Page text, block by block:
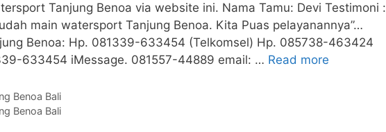
Tanjung Benoa via website ini. Nama Tamu: Devi Testimoni :
main watersport Tanjung Benoa. Kita Puas pelayanannya”…
Benoa: Hp. 081339-633454 (Telkomsel) Hp. 085738-463424
633454 iMessage. 081557-44889 email: … Read more
Benoa Bali
Benoa Bali